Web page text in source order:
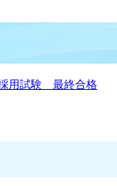
用試験 最終合格